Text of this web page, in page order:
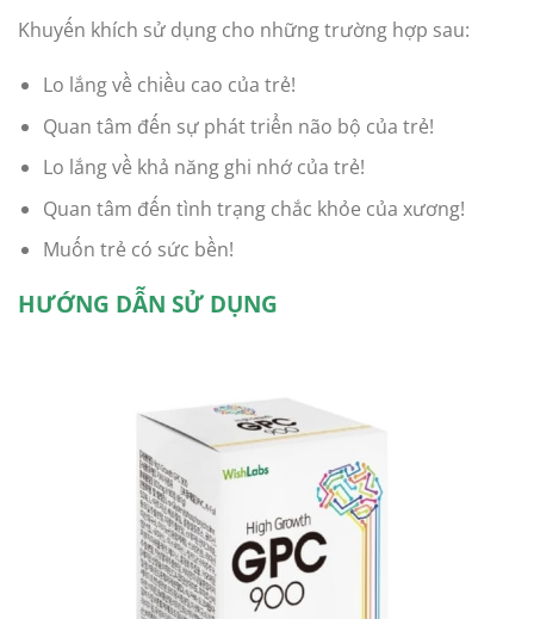
Khuyến khích sử dụng cho những trường hợp sau:
Lo lắng về chiều cao của trẻ!
Quan tâm đến sự phát triển não bộ của trẻ!
Lo lắng về khả năng ghi nhớ của trẻ!
Quan tâm đến tình trạng chắc khỏe của xương!
Muốn trẻ có sức bền!
HƯỚNG DẪN SỬ DỤNG